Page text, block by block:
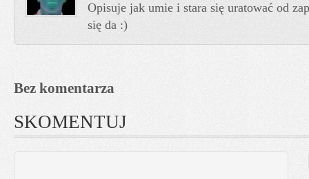
Opisuje jak umie i stara się uratować od
się da :)
Bez komentarza
SKOMENTUJ